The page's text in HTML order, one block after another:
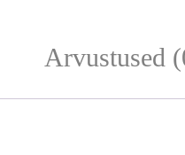
Arvustused